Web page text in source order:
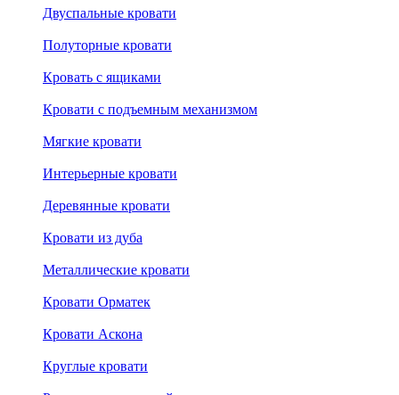
Двуспальные кровати
Полуторные кровати
Кровать с ящиками
Кровати с подъемным механизмом
Мягкие кровати
Интерьерные кровати
Деревянные кровати
Кровати из дуба
Металлические кровати
Кровати Орматек
Кровати Аскона
Круглые кровати